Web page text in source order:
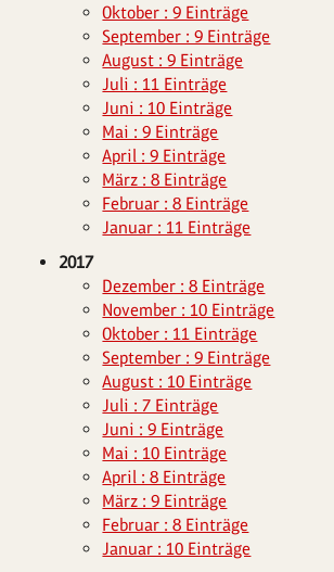
Oktober : 9 Einträge
September : 9 Einträge
August : 9 Einträge
Juli : 11 Einträge
Juni : 10 Einträge
Mai : 9 Einträge
April : 9 Einträge
März : 8 Einträge
Februar : 8 Einträge
Januar : 11 Einträge
2017
Dezember : 8 Einträge
November : 10 Einträge
Oktober : 11 Einträge
September : 9 Einträge
August : 10 Einträge
Juli : 7 Einträge
Juni : 9 Einträge
Mai : 10 Einträge
April : 8 Einträge
März : 9 Einträge
Februar : 8 Einträge
Januar : 10 Einträge